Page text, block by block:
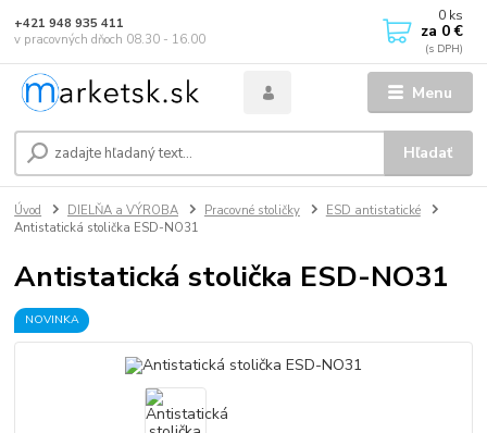
Menu
Hľadať
+421 948 935 411
v pracovných dňoch 08.30 - 16.00
0 ks
za 0 €
Úvod DIELŇA a VÝROBA Pracovné stoličky
ESD antistatické
Antistatická stolička ESD-NO31
Antistatická stolička ESD-NO31
NOVINKA